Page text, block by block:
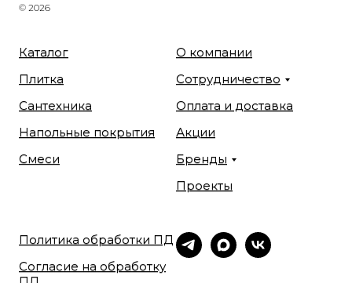
© 2026
Каталог
Плитка
Сантехника
Напольные покрытия
Смеси
О компании
Сотрудничество
Оплата и доставка
Акции
Бренды
Проекты
Политика обработки ПД
Согласие на обработку